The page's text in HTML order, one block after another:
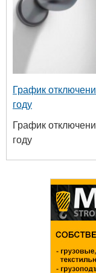
График
году
График
году